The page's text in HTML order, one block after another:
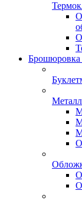
Брошюровка